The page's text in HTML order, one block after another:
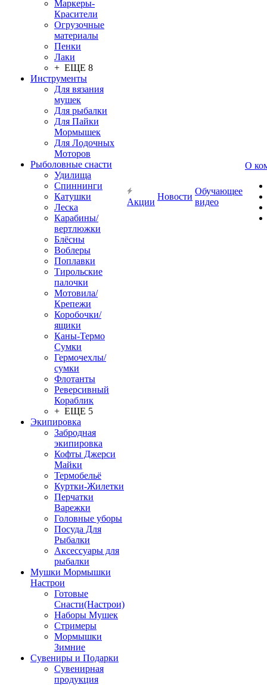
Маркеры-
Красители
Огрузочные
материалы
Пенки
Лаки
+ ЕЩЕ 8
Инструменты
Для вязания
мушек
Для рыбалки
Для Пайки
Мормышек
Для Лодочных
Моторов
Рыболовные снасти
Удилища
Спиннинги
Катушки
Леска
Карабины/
вертлюжки
Блёсны
Воблеры
Поплавки
Тирольские
палочки
Мотовила/
Крепежи
Коробочки/
ящики
Каны-Термо
Сумки
Гермочехлы/
сумки
Флотанты
Реверсивный
Кораблик
+ ЕЩЕ 5
Экипировка
Забродная
экипировка
Кофты Джерси
Майки
Термобельё
Куртки-Жилетки
Перчатки
Варежки
Головные уборы
Посуда Для
Рыбалки
Аксессуары для
рыбалки
Мушки Мормышки
Настрои
Готовые
Снасти(Настрои)
Наборы Мушек
Стримеры
Мормышки
Зимние
Сувениры и Подарки
Сувенирная
продукция
Акции
Новости
Обучающее
видео
О